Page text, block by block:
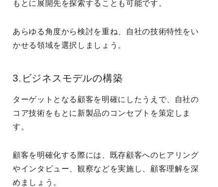
もとに展開先を探索することも可能です。
あらゆる角度から検討を重ね、自社の技術特性をい
かせる領域を選択しましょう。
3.ビジネスモデルの構築
ターゲットとなる顧客を明確にしたうえで、自社の
コア技術をもとに新製品のコンセプトを策定しま
す。
顧客を明確化する際には、既存顧客へのヒアリング
やインタビュー、観察などを実施し、顧客理解を深
めましょう。